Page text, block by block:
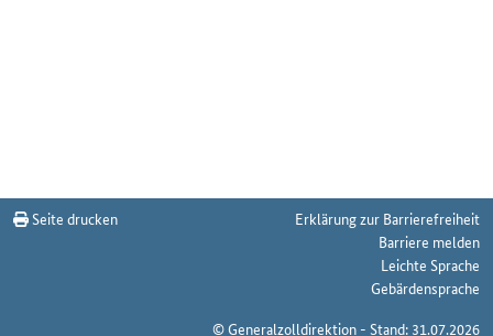
Seite drucken
Erklärung zur Barrierefreiheit
Barriere melden
Leichte Sprache
Gebärdensprache
© Generalzolldirektion - Stand: 31.07.2026